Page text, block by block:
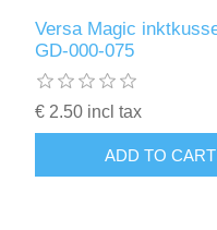
Versa Magic
GD-000-075
€ 2.50 incl tax
ADD TO CART